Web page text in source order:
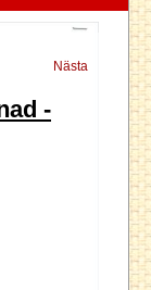
Nästa
-